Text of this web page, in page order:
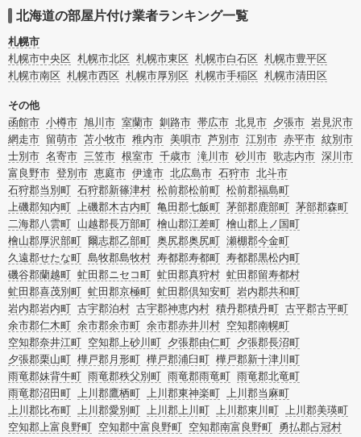
つか着手しようと思っていると、ついつい後回しになってしまいますが、不用品
だと思っていたものに思わぬ買取額が付いていることもあります。
ご自分で無理なくできる片付け方法やご実家の片付けノウハウもお届けしていま
すので、ぜひあわせてご覧ください。
北海道の部屋片付け業者ランキング一覧
札幌市
札幌市中央区 札幌市北区 札幌市東区 札幌市白石区 札幌市豊平区
札幌市南区 札幌市西区 札幌市厚別区 札幌市手稲区 札幌市清田区
その他
函館市 小樽市 旭川市 室蘭市 釧路市 帯広市 北見市 夕張市 岩見沢市
網走市 留萌市 苫小牧市 稚内市 美唄市 芦別市 江別市 赤平市 紋別市
士別市 名寄市 三笠市 根室市 千歳市 滝川市 砂川市 歌志内市 深川市
富良野市 登別市 恵庭市 伊達市 北広島市 石狩市 北斗市
石狩郡当別町 石狩郡新篠津村 松前郡松前町 松前郡福島町
上磯郡知内町 上磯郡木古内町 亀田郡七飯町 茅部郡鹿部町 茅部郡森町
二海郡八雲町 山越郡長万部町 檜山郡江差町 檜山郡上ノ国町
檜山郡厚沢部町 爾志郡乙部町 奥尻郡奥尻町 瀬棚郡今金町
久遠郡せたな町 島牧郡島牧村 寿都郡寿都町 寿都郡黒松内町
磯谷郡蘭越町 虻田郡ニセコ町 虻田郡真狩村 虻田郡留寿都村
虻田郡喜茂別町 虻田郡京極町 虻田郡倶知安町 岩内郡共和町
岩内郡岩内町 古宇郡泊村 古宇郡神恵内村 積丹郡積丹町 古平郡古平町
余市郡仁木町 余市郡余市町 余市郡赤井川村 空知郡南幌町
空知郡奈井江町 空知郡上砂川町 夕張郡由仁町 夕張郡長沼町
夕張郡栗山町 樺戸郡月形町 樺戸郡浦臼町 樺戸郡新十津川町
雨竜郡妹背牛町 雨竜郡秩父別町 雨竜郡雨竜町 雨竜郡北竜町
雨竜郡沼田町 上川郡鷹栖町 上川郡東神楽町 上川郡当麻町
上川郡比布町 上川郡愛別町 上川郡上川町 上川郡東川町 上川郡美瑛町
空知郡上富良野町 空知郡中富良野町 空知郡南富良野町 勇払郡占冠村